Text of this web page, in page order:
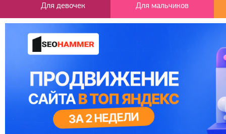
Для девочек Для мальчиков